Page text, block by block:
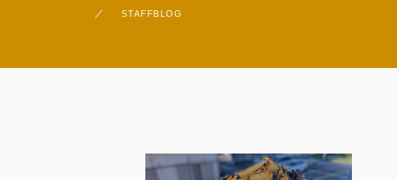
STAFFBLOG